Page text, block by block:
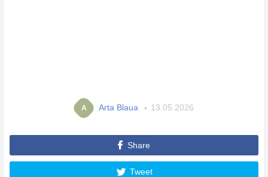
A Arta Blaua 13.05.2026
Share
Tweet